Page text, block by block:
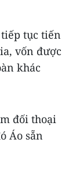
tục tiến
vốn được
khác
đối thoại
Áo sẵn